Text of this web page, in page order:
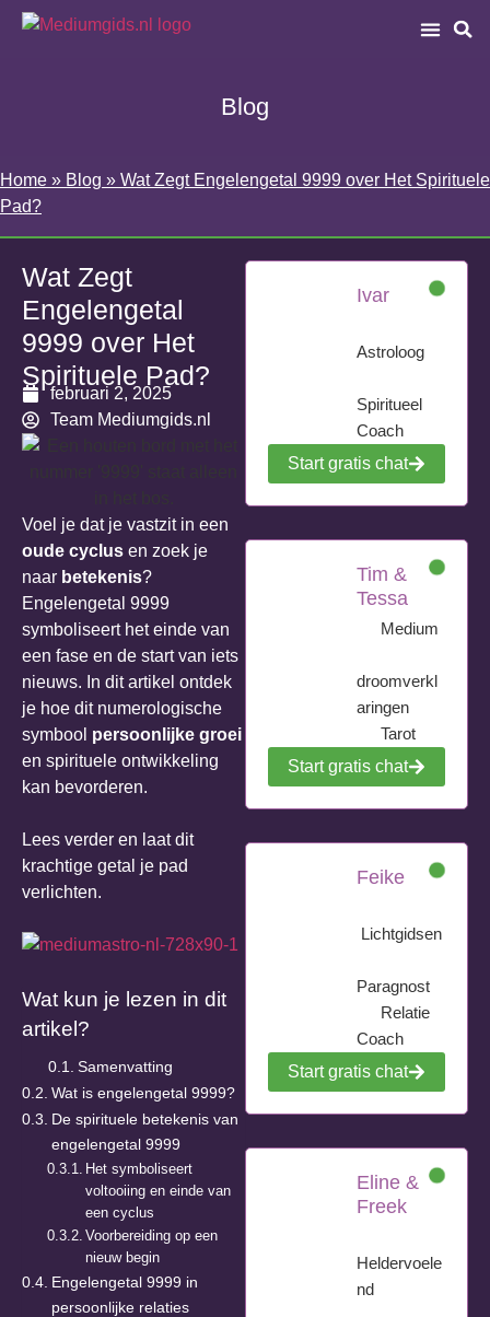
Blog
Home » Blog » Wat Zegt Engelengetal 9999 over Het Spirituele
Pad?
Wat Zegt
Engelengetal
9999 over Het
Spirituele Pad?
februari 2, 2025
Team Mediumgids.nl
Voel je dat je vastzit in een
oude cyclus en zoek je
naar betekenis?
Engelengetal 9999
symboliseert het einde van
een fase en de start van iets
nieuws. In dit artikel ontdek
je hoe dit numerologische
symbool persoonlijke groei
en spirituele ontwikkeling
kan bevorderen.
Lees verder en laat dit
krachtige getal je pad
verlichten.
Wat kun je lezen in dit
artikel?
Samenvatting
Wat is engelengetal 9999?
De spirituele betekenis van
engelengetal 9999
Het symboliseert
voltooiing en einde van
een cyclus
Voorbereiding op een
nieuw begin
Engelengetal 9999 in
persoonlijke relaties
Ivar
Astroloog
Spiritueel
Coach
Start gratis chat
Tim &
Tessa
Medium
droomverkl
aringen
Tarot
Start gratis chat
Feike
Lichtgidsen
Paragnost
Relatie
Coach
Start gratis chat
Eline &
Freek
Heldervoele
nd